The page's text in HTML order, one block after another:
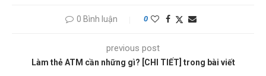
0 Bình luận 0
previous post
Làm thẻ ATM cần những gì? [CHI TIẾT] trong bài viết